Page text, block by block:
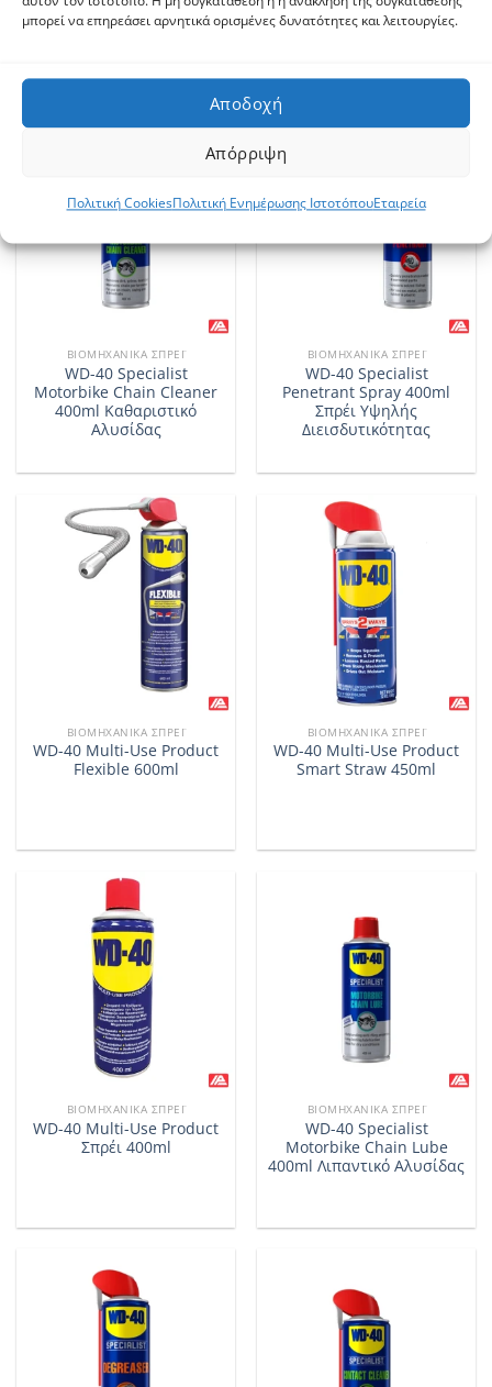
μπορεί να επηρεάσει αρνητικά ορισμένες δυνατότητες και λειτουργίες.
Αποδοχή
Απόρριψη
Πολιτική CookiesΠολιτική Ενημέρωσης ΙστοτόπουΕταιρεία
Polish 400ml Γυάλισμα και
κέρωμα
Wax 400ml Κερί Αλυσίδας
ΒΙΟΜΗΧΑΝΙΚΆ ΣΠΡΈΙ
WD-40 Specialist
Motorbike Chain Cleaner
400ml Καθαριστικό
Αλυσίδας
ΒΙΟΜΗΧΑΝΙΚΆ ΣΠΡΈΙ
WD-40 Specialist
Penetrant Spray 400ml
Σπρέι Υψηλής
Διεισδυτικότητας
ΒΙΟΜΗΧΑΝΙΚΆ ΣΠΡΈΙ
WD-40 Multi-Use Product
Flexible 600ml
ΒΙΟΜΗΧΑΝΙΚΆ ΣΠΡΈΙ
WD-40 Multi-Use Product
Smart Straw 450ml
ΒΙΟΜΗΧΑΝΙΚΆ ΣΠΡΈΙ
WD-40 Multi-Use Product
Σπρέι 400ml
ΒΙΟΜΗΧΑΝΙΚΆ ΣΠΡΈΙ
WD-40 Specialist
Motorbike Chain Lube
400ml Λιπαντικό Αλυσίδας